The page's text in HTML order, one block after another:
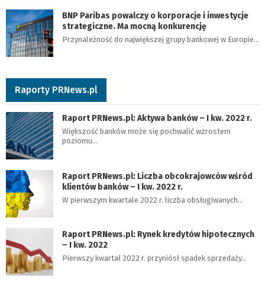
BNP Paribas powalczy o korporacje i inwestycje
strategiczne. Ma mocną konkurencję
Przynależność do największej grupy bankowej w Europie…
Raporty PRNews.pl
Raport PRNews.pl: Aktywa banków – I kw. 2022 r.
Większość banków może się pochwalić wzrostem
poziomu…
Raport PRNews.pl: Liczba obcokrajowców wśród
klientów banków – I kw. 2022 r.
W pierwszym kwartale 2022 r. liczba obsługiwanych…
Raport PRNews.pl: Rynek kredytów hipotecznych
– I kw. 2022
Pierwszy kwartał 2022 r. przyniósł spadek sprzedaży…